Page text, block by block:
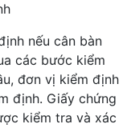
nếu cân bàn
các bước kiểm
đơn vị kiểm định
định. Giấy chứng
kiểm tra và xác